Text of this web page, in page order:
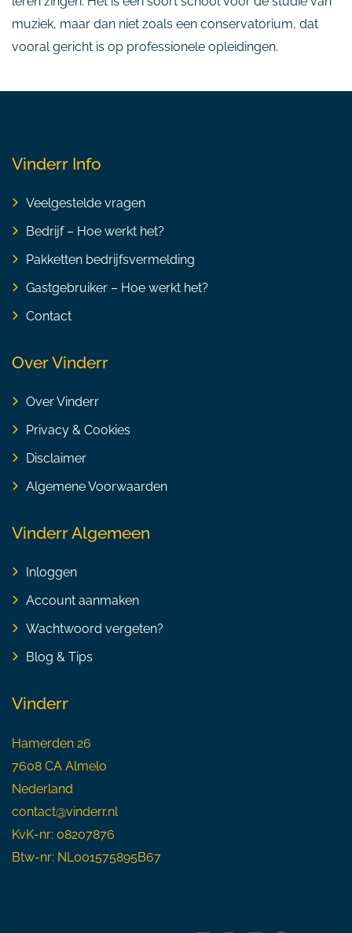
muziek, maar dan niet zoals een conservatorium, dat
vooral gericht is op professionele opleidingen.
Vinderr Info
Veelgestelde vragen
Bedrijf – Hoe werkt het?
Pakketten bedrijfsvermelding
Gastgebruiker – Hoe werkt het?
Contact
Over Vinderr
Over Vinderr
Privacy & Cookies
Disclaimer
Algemene Voorwaarden
Vinderr Algemeen
Inloggen
Account aanmaken
Wachtwoord vergeten?
Blog & Tips
Vinderr
Hamerden 26
7608 CA Almelo
Nederland
contact@vinderr.nl
KvK-nr: 08207876
Btw-nr: NL001575895B67